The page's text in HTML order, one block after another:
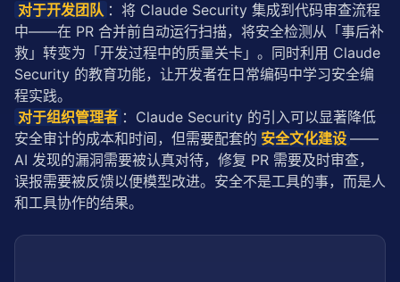
对于开发团队 ：将 Claude Security 集成到代码审查流程
中——在 PR 合并前自动运行扫描，将安全检测从「事后补
救」转变为「开发过程中的质量关卡」。同时利用 Claude
Security 的教育功能，让开发者在日常编码中学习安全编
程实践。
对于组织管理者 ：Claude Security 的引入可以显著降低
安全审计的成本和时间，但需要配套的 安全文化建设 ——
AI 发现的漏洞需要被认真对待，修复 PR 需要及时审查，
误报需要被反馈以便模型改进。安全不是工具的事，而是人
和工具协作的结果。